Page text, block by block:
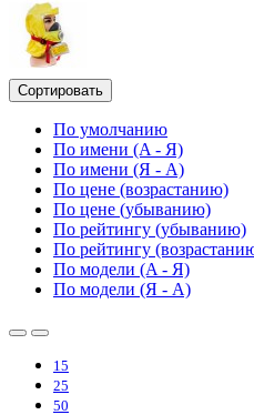
Сортировать
По умолчанию
По имени (A - Я)
По имени (Я - A)
По цене (возрастанию)
По цене (убыванию)
По рейтингу (убыванию)
По рейтингу
По модели (A - Я)
По модели (Я - A)
15
25
50